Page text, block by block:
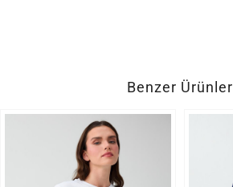
Benzer Ürünler